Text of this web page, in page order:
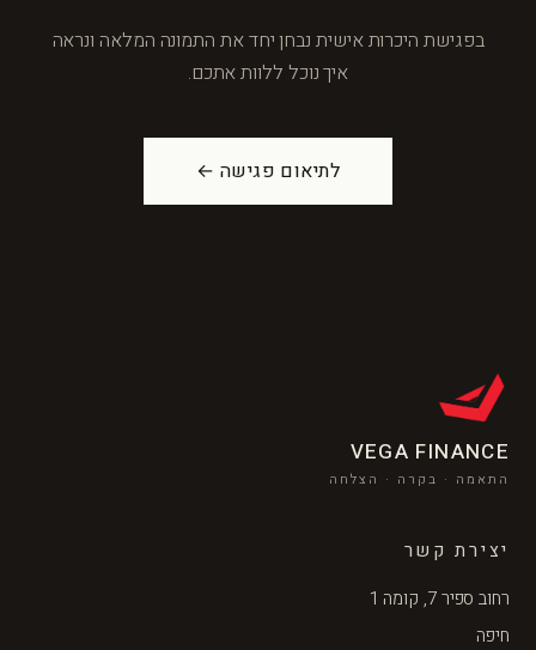
בפגישת היכרות אישית נבחן יחד את התמונה המלאה ונראה
איך נוכל ללוות אתכם.
לתיאום פגישה ←
VEGA FINANCE
התאמה · בקרה · הצלחה
יצירת קשר
רחוב ספיר 7, קומה 1
חיפה